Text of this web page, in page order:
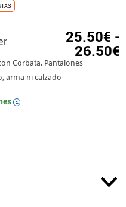
25.50€ -
26.50€
Corbata, Pantalones
arma ni calzado
i